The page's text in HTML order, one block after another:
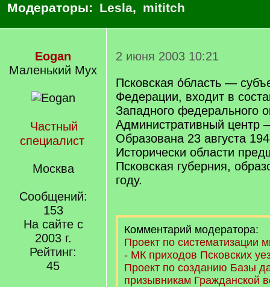
Модераторы: Lesla, mititch
Eogan
Маленький Мух
Частный
специалист
Москва
Сообщений:
153
На сайте с
2003 г.
Рейтинг:
45
2 июня 2003 10:21
Псковская о́бласть —
Федерации, входит в
Западного федерального
Административный центр
Образована 23 августа
Исторически области
Псковская губерния,
году.
Комментарий модератора:
Проект по систематизации
- МК приходов Псковских
Проект по созданию Базы
призывникам Гражданской